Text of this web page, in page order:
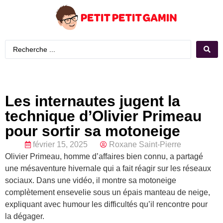
Les internautes jugent la
technique d’Olivier Primeau
pour sortir sa motoneige
février 15, 2025
Roxane Saint-Pierre
Olivier Primeau, homme d’affaires bien connu, a partagé
une mésaventure hivernale qui a fait réagir sur les réseaux
sociaux. Dans une vidéo, il montre sa motoneige
complètement ensevelie sous un épais manteau de neige,
expliquant avec humour les difficultés qu’il rencontre pour
la dégager.